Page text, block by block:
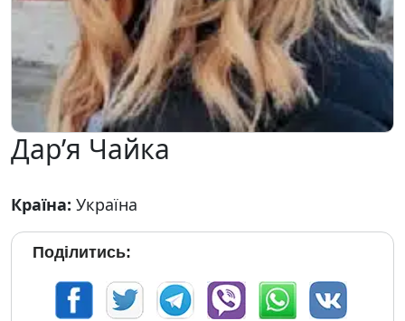
Дар’я Чайка
Країна: Україна
Поділитись: